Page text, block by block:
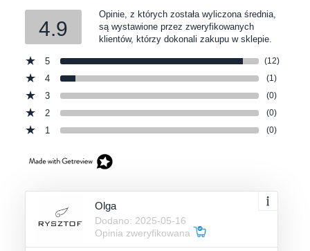
4.9
Opinie, z których została wyliczona średnia,
są wystawione przez zweryfikowanych
klientów, którzy dokonali zakupu w sklepie.
5 (12)
4 (1)
3 (0)
2 (0)
1 (0)
Olga
Dodano: 2025-05-16
Opinia zweryfikowana